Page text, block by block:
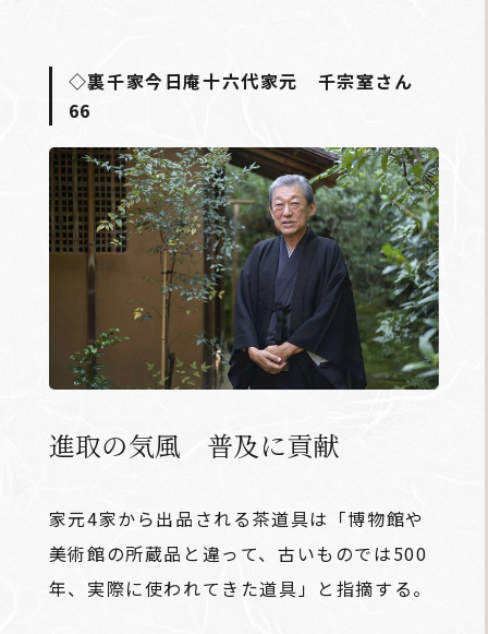
◇裏千家今日庵十六代家元 千宗室さん
66
進取の気風 普及に貢献
家元4家から出品される茶道具は「博物館や
美術館の所蔵品と違って、古いものでは500
年、実際に使われてきた道具」と指摘する。